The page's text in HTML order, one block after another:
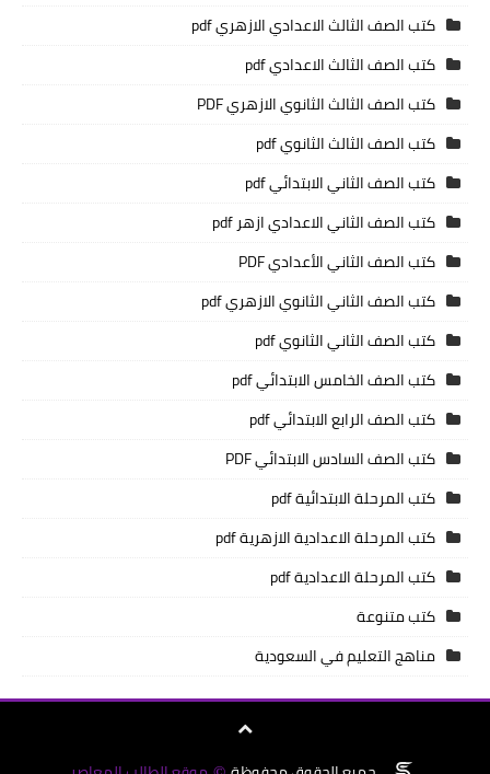
كتب الصف الثالث الاعدادي الازهري pdf
كتب الصف الثالث الاعدادي pdf
كتب الصف الثالث الثانوي الازهري PDF
كتب الصف الثالث الثانوي pdf
كتب الصف الثاني الابتدائي pdf
كتب الصف الثاني الاعدادي ازهر pdf
كتب الصف الثاني الأعدادي PDF
كتب الصف الثاني الثانوي الازهري pdf
كتب الصف الثاني الثانوي pdf
كتب الصف الخامس الابتدائي pdf
كتب الصف الرابع الابتدائي pdf
كتب الصف السادس الابتدائي PDF
كتب المرحلة الابتدائية pdf
كتب المرحلة الاعدادية الازهرية pdf
كتب المرحلة الاعدادية pdf
كتب متنوعة
مناهج التعليم في السعودية